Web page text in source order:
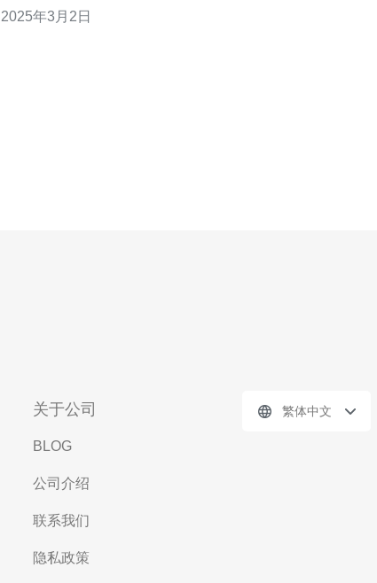
港的云服务器选择，帮助读者了解哪个更适合他们的需
2025年3月2日
关于公司
BLOG
公司介绍
联系我们
隐私政策
繁体中文